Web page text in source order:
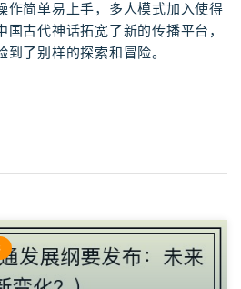
作简单易上手，多人模式加入使得
古代神话拓宽了新的传播平台，
到了别样的探索和冒险。